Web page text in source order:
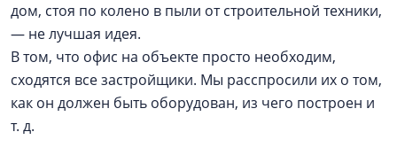
дом, стоя по колено в пыли от строительной техники,
— не лучшая идея.
В том, что офис на объекте просто необходим,
сходятся все застройщики. Мы расспросили их о том,
как он должен быть оборудован, из чего построен и
т. д.